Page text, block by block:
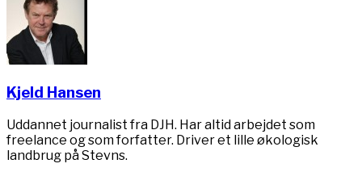
Kjeld Hansen
Uddannet journalist fra DJH. Har altid arbejdet som
freelance og som forfatter. Driver et lille økologisk
landbrug på Stevns.